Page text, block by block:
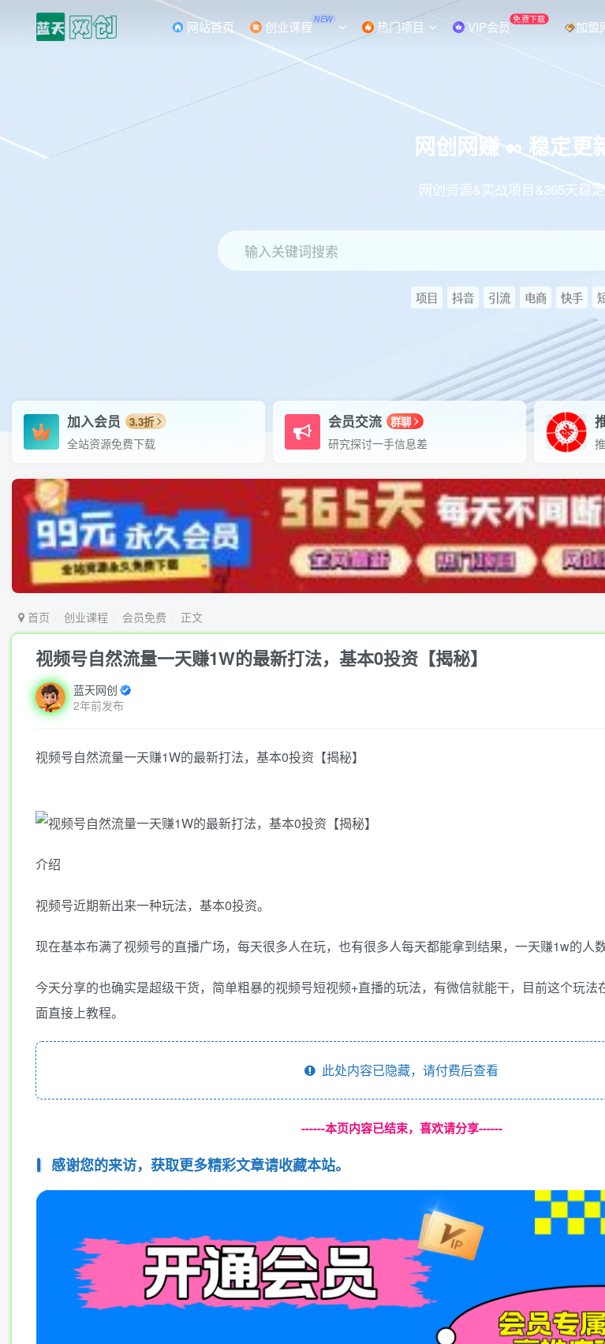
网站首页 创业课程 NEW 热门项目 VIP会员 免费下载 加盟
网创网赚 ∞ 稳定更
网创资源&实战项目&365天稳
输入关键词搜索
项目 抖音 引流 电商 快手
加入会员 3.3折
全站资源免费下载
会员交流 群聊
研究探讨一手信息差
首页 创业课程 会员免费 正文
视频号自然流量一天赚1W的最新打法，基本0投资【揭秘】
蓝天网创
2年前发布
视频号自然流量一天赚1W的最新打法，基本0投资【揭秘】
介绍
视频号近期新出来一种玩法，基本0投资。
现在基本布满了视频号的直播广场，每天很多人在玩，也有很多人每天都能拿到结果，一天赚1w的人数
今天分享的也确实是超级干货，简单粗暴的视频号短视频+直播的玩法，有微信就能干，目前这个玩
面直接上教程。
此处内容已隐藏，请付费后查看
------本页内容已结束，喜欢请分享------
感谢您的来访，获取更多精彩文章请收藏本站。